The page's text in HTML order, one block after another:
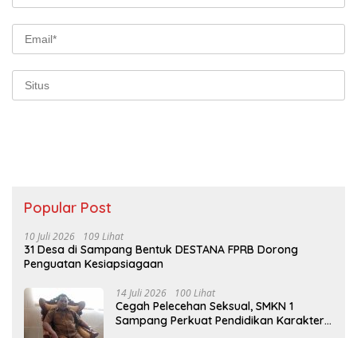
Popular Post
10 Juli 2026 109 Lihat
31 Desa di Sampang Bentuk DESTANA FPRB Dorong
Penguatan Kesiapsiagaan
14 Juli 2026 100 Lihat
Cegah Pelecehan Seksual, SMKN 1
Sampang Perkuat Pendidikan Karakter